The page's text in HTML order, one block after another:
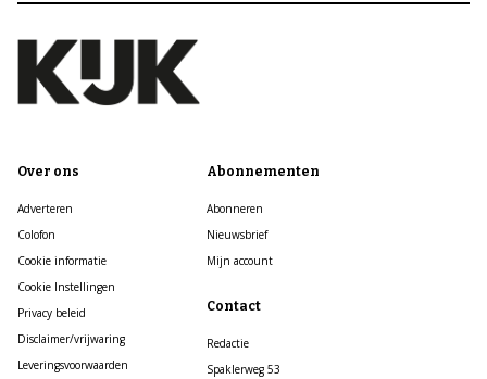
Over ons
Adverteren
Colofon
Cookie informatie
Cookie Instellingen
Privacy beleid
Disclaimer/vrijwaring
Leveringsvoorwaarden
Abonnementen
Abonneren
Nieuwsbrief
Mijn account
Contact
Redactie
Spaklerweg 53